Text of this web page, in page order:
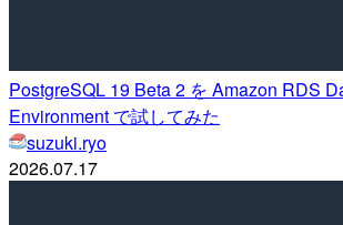
PostgreSQL 19 Beta 2 を Amazon RDS
Environment で試してみた
suzuki.ryo
2026.07.17